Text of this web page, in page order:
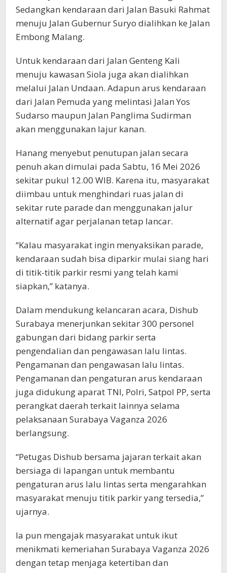
Sedangkan kendaraan dari Jalan Basuki Rahmat
menuju Jalan Gubernur Suryo dialihkan ke Jalan
Embong Malang.
Untuk kendaraan dari Jalan Genteng Kali
menuju kawasan Siola juga akan dialihkan
melalui Jalan Undaan. Adapun arus kendaraan
dari Jalan Pemuda yang melintasi Jalan Yos
Sudarso maupun Jalan Panglima Sudirman
akan menggunakan lajur kanan.
Hanang menyebut penutupan jalan secara
penuh akan dimulai pada Sabtu, 16 Mei 2026
sekitar pukul 12.00 WIB. Karena itu, masyarakat
diimbau untuk menghindari ruas jalan di
sekitar rute parade dan menggunakan jalur
alternatif agar perjalanan tetap lancar.
“Kalau masyarakat ingin menyaksikan parade,
kendaraan sudah bisa diparkir mulai siang hari
di titik-titik parkir resmi yang telah kami
siapkan,” katanya.
Dalam mendukung kelancaran acara, Dishub
Surabaya menerjunkan sekitar 300 personel
gabungan dari bidang parkir serta
pengendalian dan pengawasan lalu lintas.
Pengamanan dan pengawasan lalu lintas.
Pengamanan dan pengaturan arus kendaraan
juga didukung aparat TNI, Polri, Satpol PP, serta
perangkat daerah terkait lainnya selama
pelaksanaan Surabaya Vaganza 2026
berlangsung.
“Petugas Dishub bersama jajaran terkait akan
bersiaga di lapangan untuk membantu
pengaturan arus lalu lintas serta mengarahkan
masyarakat menuju titik parkir yang tersedia,”
ujarnya.
Ia pun mengajak masyarakat untuk ikut
menikmati kemeriahan Surabaya Vaganza 2026
dengan tetap menjaga ketertiban dan